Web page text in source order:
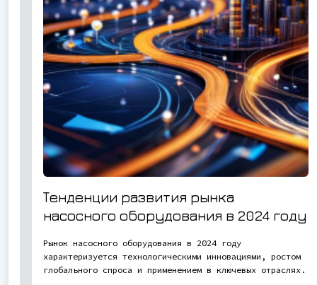
Тенденции развития рынка
насосного оборудования в 2024 году
Рынок насосного оборудования в 2024 году
характеризуется технологическими инновациями, ростом
глобального спроса и применением в ключевых отраслях.